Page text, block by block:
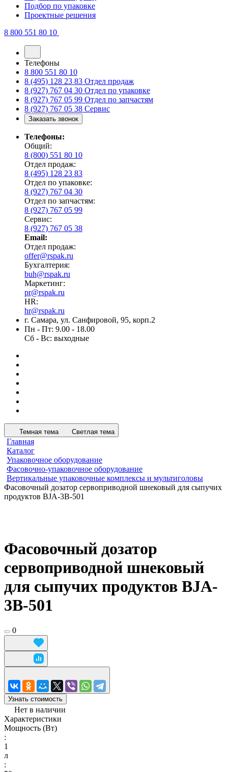
Подбор по упаковке
Проектные решения
8 800 551 80 10
Телефоны
8 800 551 80 10
8 (495) 128 23 83 Отдел продаж
8 (927) 767 04 30 Отдел по упаковке
8 (927) 767 05 99 Отдел по запчастям
8 (927) 767 05 38 Сервис
Заказать звонок
Телефоны:
Общий:
8 (800) 551 80 10
Отдел продаж:
8 (495) 128 23 83
Отдел по упаковке:
8 (927) 767 04 30
Отдел по запчастям:
8 (927) 767 05 99
Сервис:
8 (927) 767 05 38
Email:
Отдел продаж:
offer@rspak.ru
Бухгалтерия:
buh@rspak.ru
Маркетинг:
pr@rspak.ru
HR:
hr@rspak.ru
г. Самара, ул. Санфировой, 95, корп.2
Пн - Пт: 9.00 - 18.00
Сб - Вс: выходные
Темная тема Светлая тема
Главная
Каталог
Упаковочное оборудование
Фасовочно-упаковочное оборудование
Вертикальные упаковочные комплексы и мультиголовы
Фасовочный дозатор сервоприводной шнековый для сыпучих
продуктов BJA-3B-501
Фасовочный дозатор
сервоприводной шнековый
для сыпучих продуктов BJA-
3B-501
0
Узнать стоимость
Нет в наличии
Характеристики
Мощность (Вт)
:
1
л
: